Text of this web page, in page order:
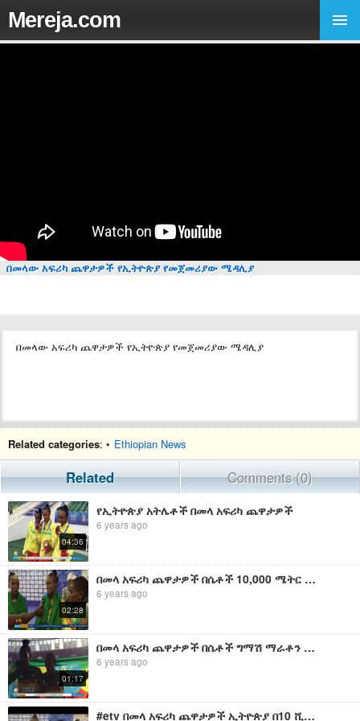
Mereja.com
በመላው አፍሪካ ጨዋታዎች የኢትዮጵያ የመጀመሪያው ሜዳሊያ
በመላው አፍሪካ ጨዋታዎች የኢትዮጵያ የመጀመሪያው ሜዳሊያ
Related categories: • Ethiopian News
Related Comments (0)
04:36
የኢትዮጵያ አትሌቶች በመላ አፍሪካ ጨዋታዎች
6 years ago
02:28
በመላ አፍሪካ ጨዋታዎች በሴቶች 10,000 ሜትር የኢትዮጵያ አትሌቶች ድል
6 years ago
01:17
በመላ አፍሪካ ጨዋታዎች በሴቶች ግማሽ ማራቶን የኢትዮጵያ አትሌቶች ድል
6 years ago
#etv በመላ አፍሪካ ጨዋታዎች ኢትዮጵያ በ10 ሺህ ሜትር ሴቶች ተከታትለው በመግባት አሸንፈዋል፡፡